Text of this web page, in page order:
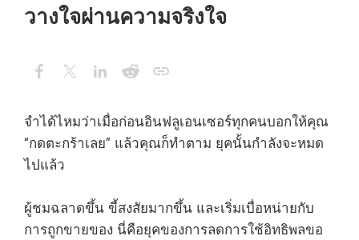
วางใจผ่านความจริงใจ
จำได้ไหมว่าเมื่อก่อนอินฟลูเอนเซอร์ทุกคนบอกให้คุณ
“กดตะกร้าเลย” แล้วคุณก็ทำตาม ยุคนั้นกำลังจะหมด
ไปแล้ว
ผู้ชมฉลาดขึ้น ขี้สงสัยมากขึ้น และเริ่มเบื่อหน่ายกับ
การถูกขายของ นี่คือยุคของการลดการใช้อิทธิพลขอ